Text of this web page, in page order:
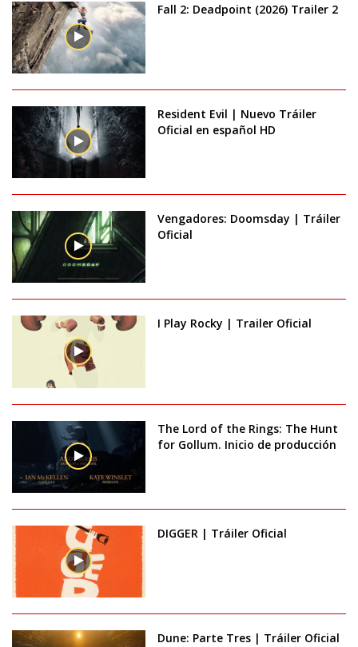
Fall 2: Deadpoint (2026) Trailer 2
Resident Evil | Nuevo Tráiler
Oficial en español HD
Vengadores: Doomsday | Tráiler
Oficial
I Play Rocky | Trailer Oficial
The Lord of the Rings: The Hunt
for Gollum. Inicio de producción
DIGGER | Tráiler Oficial
Dune: Parte Tres | Tráiler Oficial